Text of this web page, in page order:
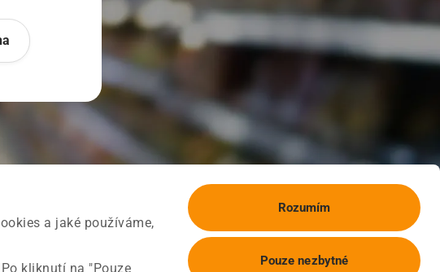
a jaké používáme,
kliknutí na "Pouze
Rozumím
Pouze nezbytné